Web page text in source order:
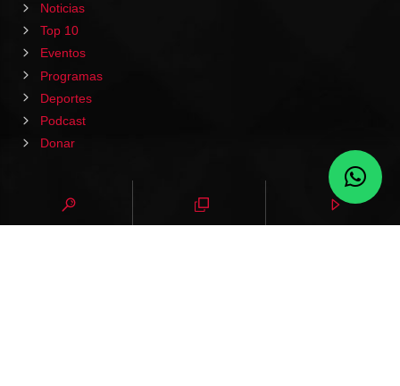
Noticias
Top 10
Eventos
Programas
Deportes
Podcast
Donar